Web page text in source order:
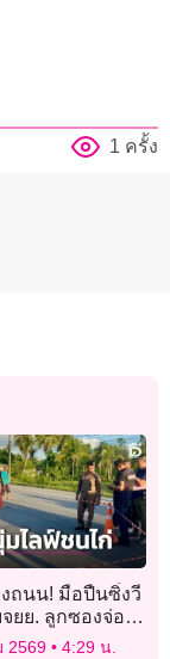
1 ครั้ง
ถนน! มือปืนซิ่งวี
ยย. ลูกซองจ่อยิง
ไก่
2569 4:29 น.